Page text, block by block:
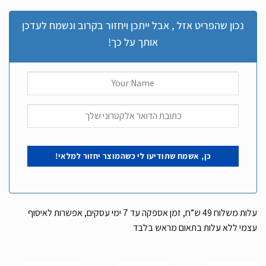
נכון שהפריט אזל , אבל ייתכן ויחזור בקרוב ונשמח לעדכן
אותך על כך!
עלות משלוח 49 ש”ח, זמן אספקה עד 7 ימי עסקים, אפשרות לאיסוף
עצמי ללא עלות בתאום מראש בלבד